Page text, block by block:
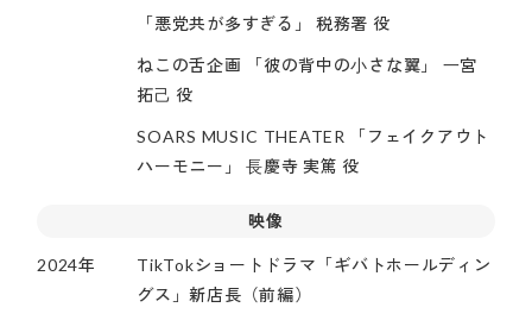
「悪党共が多すぎる」 税務署 役
ねこの舌企画 「彼の背中の⼩さな翼」 ⼀宮
拓⼰ 役
SOARS MUSIC THEATER 「フェイクアウト
ハーモニー」 ⻑慶寺 実篤 役
映像
2024年
TikTokショートドラマ「ギバトホールディン
グス」新店長（前編）